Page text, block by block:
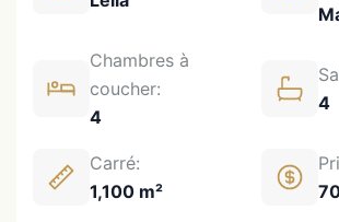
Chambres à
coucher:
4
4
Carré:
1,100 m²